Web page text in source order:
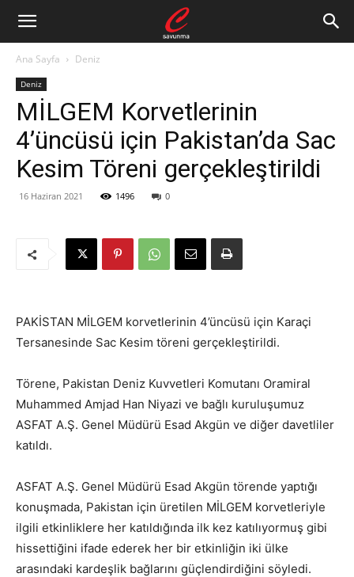
Ana Sayfa Deniz
Deniz
MİLGEM Korvetlerinin
4’üncüsü için Pakistan’da Sac
Kesim Töreni gerçekleştirildi
16 Haziran 2021 1496 0
PAKİSTAN MİLGEM korvetlerinin 4’üncüsü için Karaçi
Tersanesinde Sac Kesim töreni gerçekleştirildi.
Törene, Pakistan Deniz Kuvvetleri Komutanı Oramiral
Muhammed Amjad Han Niyazi ve bağlı kuruluşumuz
ASFAT A.Ş. Genel Müdürü Esad Akgün ve diğer davetliler
katıldı.
ASFAT A.Ş. Genel Müdürü Esad Akgün törende yaptığı
konuşmada, Pakistan için üretilen MİLGEM korvetleriyle
ilgili etkinliklere her katıldığında ilk kez katılıyormuş gibi
hissettiğini ifade ederek her bir etkinliğin iki ülke
arasındaki kardeşlik bağlarını güçlendirdiğini söyledi.